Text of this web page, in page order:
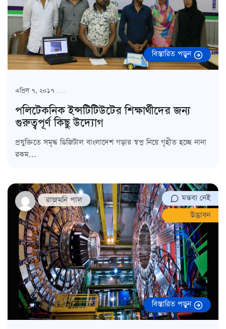
বিস্তারিত পড়ুন
এপ্রিল ৭, ২০১৭
পলিটেকনিক ইন্সটিটিউটের শিক্ষার্থীদের জন্য
গুরুত্বপূর্ণ কিছু উদ্যোগ
প্রযুক্তিতে সমৃদ্ধ ডিজিটাল বাংলাদেশ গড়ার স্বপ্ন নিয়ে গৃহীত হচ্ছে নানা
রকম...
রাজমনি পাল
মন্তব্য নেই
উদ্ভাবন
বিস্তারিত পড়ুন